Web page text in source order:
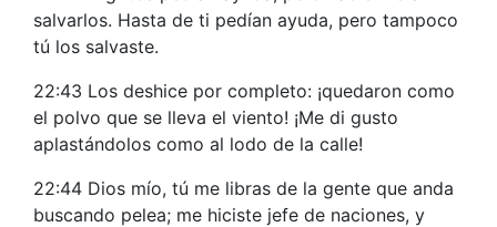
salvarlos. Hasta de ti pedían ayuda, pero tampoco
tú los salvaste.
22:43 Los deshice por completo: ¡quedaron como
el polvo que se lleva el viento! ¡Me di gusto
aplastándolos como al lodo de la calle!
22:44 Dios mío, tú me libras de la gente que anda
buscando pelea; me hiciste jefe de naciones, y